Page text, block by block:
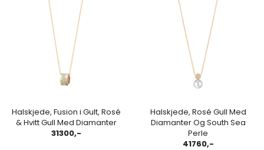
Halskjede, Fusion i Gult, Rosé
& Hvitt Gull Med Diamanter
31300,-
Halskjede, Rosé Gull Med
Diamanter Og South Sea
Perle
41760,-